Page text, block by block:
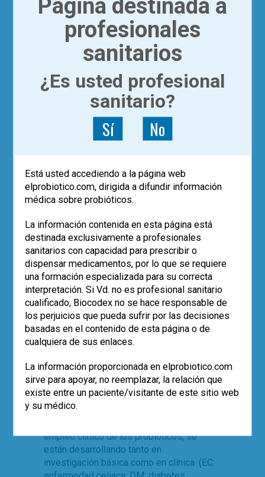
ACTUALÍZATE | ARTÍCULOS
El top 10: Patologías con
investigaciones recientes
en microbiota humana y
probióticos
Dra. Jimena Pérez Moreno
El siguiente listado, probablemente con
un alto porcentaje de subjetividad, refleja
las nuevas perspectivas que, sobre el
empleo clínico de los probióticos, se
están desarrollando tanto en
investigación básica como en clínica. (EC:
Página destinada a
profesionales
sanitarios
¿Es usted profesional
sanitario?
Sí No
Está usted accediendo a la página web
elprobiotico.com, dirigida a difundir información
médica sobre probióticos.
La información contenida en esta página está
destinada exclusivamente a profesionales
sanitarios con capacidad para prescribir o
dispensar medicamentos, por lo que se requiere
una formación especializada para su correcta
interpretación. Si Vd. no es profesional sanitario
cualificado, Biocodex no se hace responsable de
los perjuicios que pueda sufrir por las decisiones
basadas en el contenido de esta página o de
cualquiera de sus enlaces.
La información proporcionada en elprobiotico.com
sirve para apoyar, no reemplazar, la relación que
existe entre un paciente/visitante de este sitio web
y su médico.